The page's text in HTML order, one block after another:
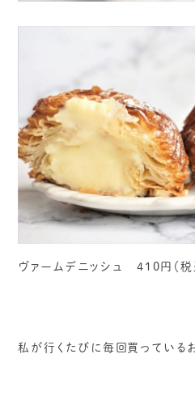
ヴァームデニッシュ 410円（税
私が行くたびに毎回買っている